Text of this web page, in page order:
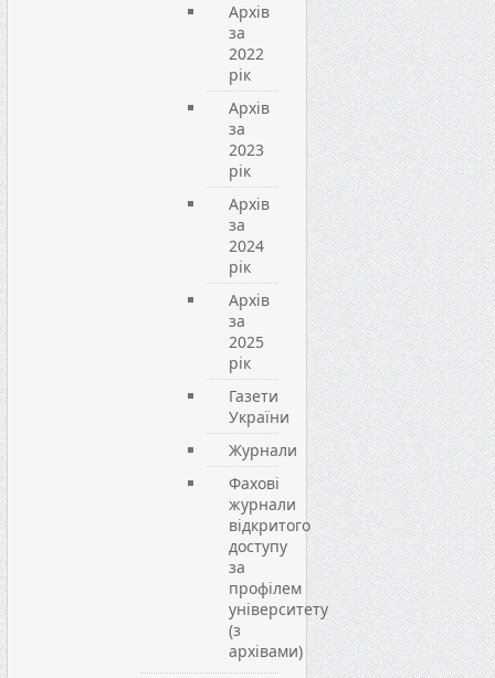
Архів
за
2022
рік
Архів
за
2023
рік
Архів
за
2024
рік
Архів
за
2025
рік
Газети
України
Журнали
Фахові
журнали
відкритого
доступу
за
профілем
університету
(з
архівами)